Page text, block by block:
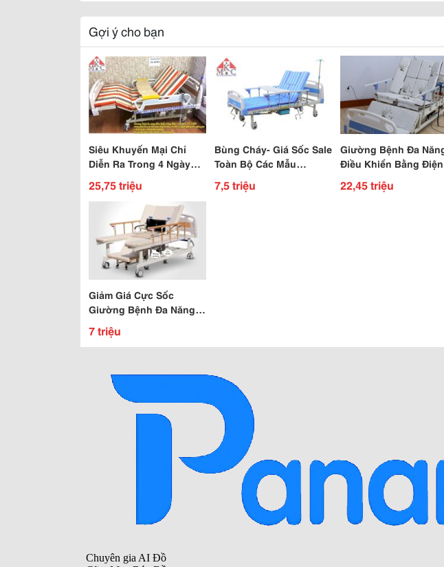
Gợi ý cho bạn
Siêu Khuyến Mại Chỉ
Diễn Ra Trong 4 Ngày
Khi Mua Giường Bệnh
Nhân Điều Khiển Bằng
Điện Kết Hợp Tay Q
25,75 triệu
Bùng Cháy- Giá Sốc Sale
Toàn Bộ Các Mẫu
Giường Bệnh Nhân Đa
Năng
7,5 triệu
Giường Bệnh Đa
Điều Khiển Bằng Điện
Kết Hợp Tay Quay Tg-
Bd01
22,45 triệu
Giảm Giá Cực Sốc
Giường Bệnh Đa Năng
Còn 7 Triệu Đồng
7 triệu